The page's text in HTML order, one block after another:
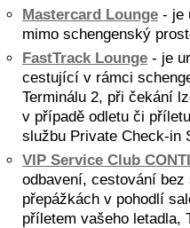
Mastercard Lounge - je
mimo schengenský
FastTrack Lounge - je
cestující v rámci
Terminálu 2, při čekání
v případě odletu či
službu Private Check-in
VIP Service Club
odbavení, cestování
přepážkách v pohodlí
příletem vašeho letadla,